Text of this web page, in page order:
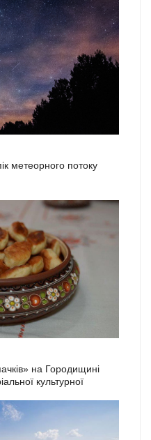
метеорного потоку
на Городищині
культурної